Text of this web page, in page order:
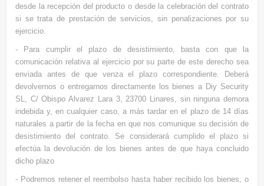
desde la recepción del producto o desde la celebración del contrato
si se trata de prestación de servicios, sin penalizaciones por su
ejercicio.
- Para cumplir el plazo de desistimiento, basta con que la
comunicación relativa al ejercicio por su parte de este derecho sea
enviada antes de que venza el plazo correspondiente. Deberá
devolvernos o entregarnos directamente los bienes a Diy Security
SL, C/ Obispo Alvarez Lara 3, 23700 Linares, sin ninguna demora
indebida y, en cualquier caso, a más tardar en el plazo de 14 días
naturales a partir de la fecha en que nos comunique su decisión de
desistimiento del contrato. Se considerará cumplido el plazo si
efectúa la devolución de los bienes antes de que haya concluido
dicho plazo
- Podremos retener el reembolso hasta haber recibido los bienes, o